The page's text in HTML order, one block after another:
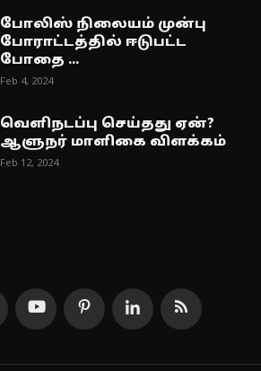
போலிஸ் நிலையம் முன்பு
போராட்டத்தில் ஈடுபட்ட
போதை ...
Feb 4, 2024
வெளிநடப்பு செய்தது ஏன்?
ஆளுநர் மாளிகை விளக்கம்
Feb 12, 2024